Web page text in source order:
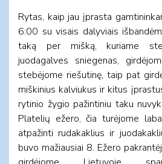
Rytas, kaip jau įprasta
6:00 su visais dalyviais
taką per mišką, kuriame
juodagalves sniegenas,
stebėjome riešutinę, taip pat
miškinius kalviukus ir kitus
rytinio žygio pažintiniu taku
Platelių ežero, čia turėjome
atpažinti rudakaklius ir
buvo mažiausiai 8. Ežero